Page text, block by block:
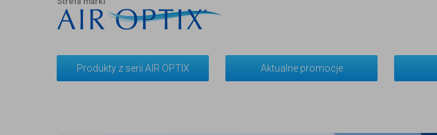
Produkty z serii AIR OPTIX Aktualne promocje